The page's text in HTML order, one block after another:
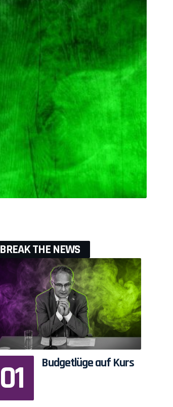
BREAK THE NEWS
Budgetlüge auf Kurs